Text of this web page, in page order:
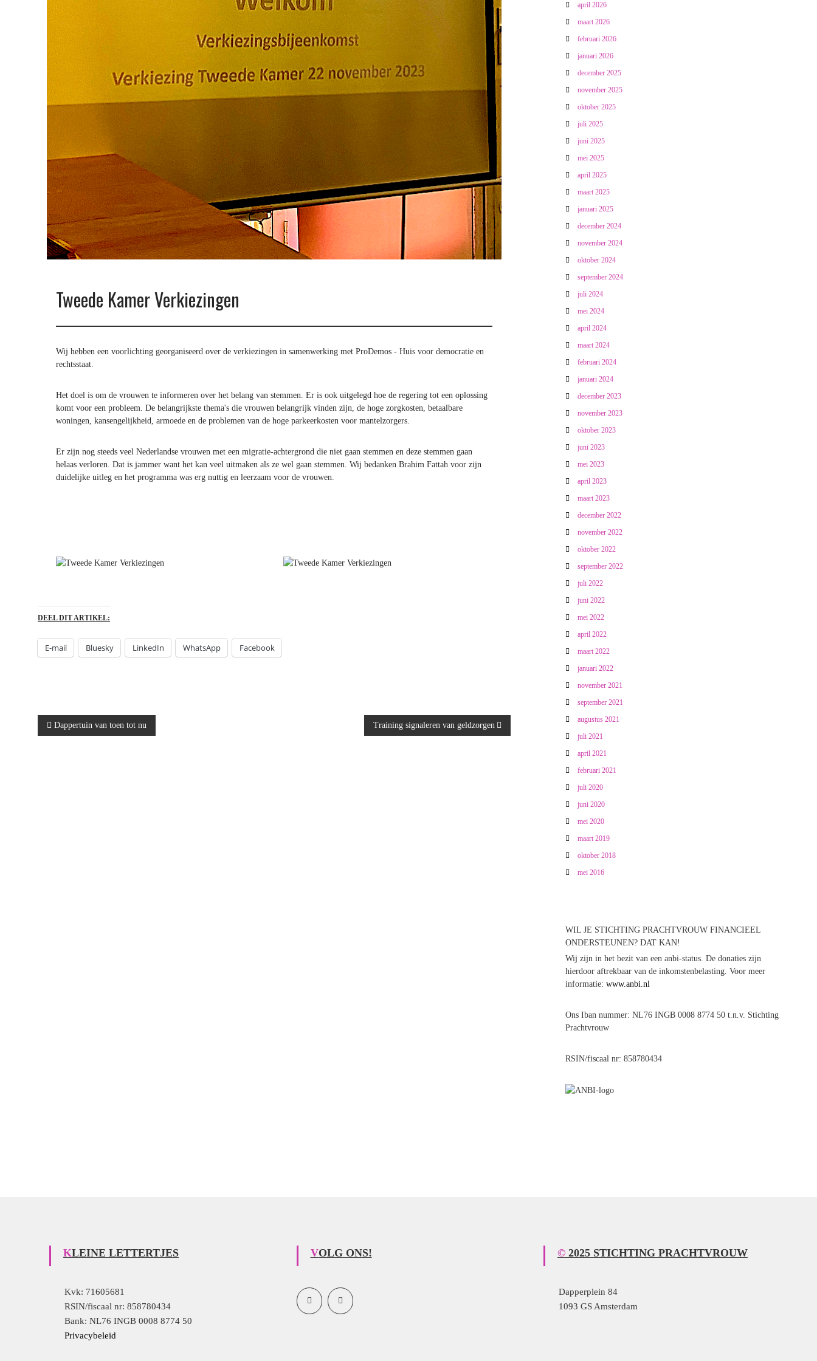
Tweede Kamer Verkiezingen
Wij hebben een voorlichting georganiseerd over de verkiezingen in samenwerking met ProDemos - Huis voor democratie en
rechtsstaat.
Het doel is om de vrouwen te informeren over het belang van stemmen. Er is ook uitgelegd hoe de regering tot een oplossing
komt voor een probleem. De belangrijkste thema's die vrouwen belangrijk vinden zijn, de hoge zorgkosten, betaalbare
woningen, kansengelijkheid, armoede en de problemen van de hoge parkeerkosten voor mantelzorgers.
Er zijn nog steeds veel Nederlandse vrouwen met een migratie-achtergrond die niet gaan stemmen en deze stemmen gaan
helaas verloren. Dat is jammer want het kan veel uitmaken als ze wel gaan stemmen. Wij bedanken Brahim Fattah voor zijn
duidelijke uitleg en het programma was erg nuttig en leerzaam voor de vrouwen.
DEEL DIT ARTIKEL:
E-mail Bluesky LinkedIn WhatsApp Facebook
B Dappertuin van toen tot nu Training signaleren van geldzorgen
april 2026
maart 2026
februari 2026
januari 2026
december 2025
november 2025
oktober 2025
juli 2025
juni 2025
mei 2025
april 2025
maart 2025
januari 2025
december 2024
november 2024
oktober 2024
september 2024
juli 2024
mei 2024
april 2024
maart 2024
februari 2024
januari 2024
december 2023
november 2023
oktober 2023
juni 2023
mei 2023
april 2023
maart 2023
december 2022
november 2022
oktober 2022
september 2022
juli 2022
juni 2022
mei 2022
april 2022
maart 2022
januari 2022
november 2021
september 2021
augustus 2021
juli 2021
april 2021
februari 2021
juli 2020
juni 2020
mei 2020
maart 2019
oktober 2018
mei 2016
WIL JE STICHTING PRACHTVROUW FINANCIEEL
ONDERSTEUNEN? DAT KAN!
Wij zijn in het bezit van een anbi-status. De donaties zijn
hierdoor aftrekbaar van de inkomstenbelasting. Voor meer
informatie: www.anbi.nl
Ons Iban nummer: NL76 INGB 0008 8774 50 t.n.v. Stichting
Prachtvrouw
RSIN/fiscaal nr: 858780434
KLEINE LETTERTJES
Kvk: 71605681
RSIN/fiscaal nr: 858780434
Bank: NL76 INGB 0008 8774 50
Privacybeleid
VOLG ONS! © 2025 STICHTING PRACHTVROUW
Dapperplein 84
1093 GS Amsterdam